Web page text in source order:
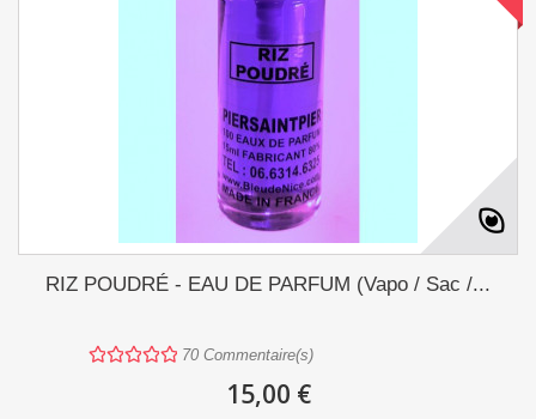
RIZ POUDRÉ - EAU DE PARFUM (Vapo / Sac /...
70 Commentaire(s)
15,00 €